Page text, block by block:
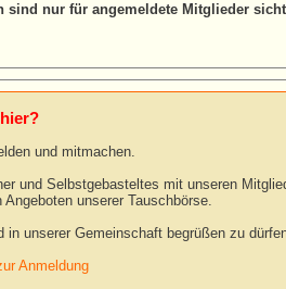
und mitmachen.
und Selbstgebasteltes mit unseren
unserer Tauschbörse.
unserer Gemeinschaft begrüßen zu
Anmeldung